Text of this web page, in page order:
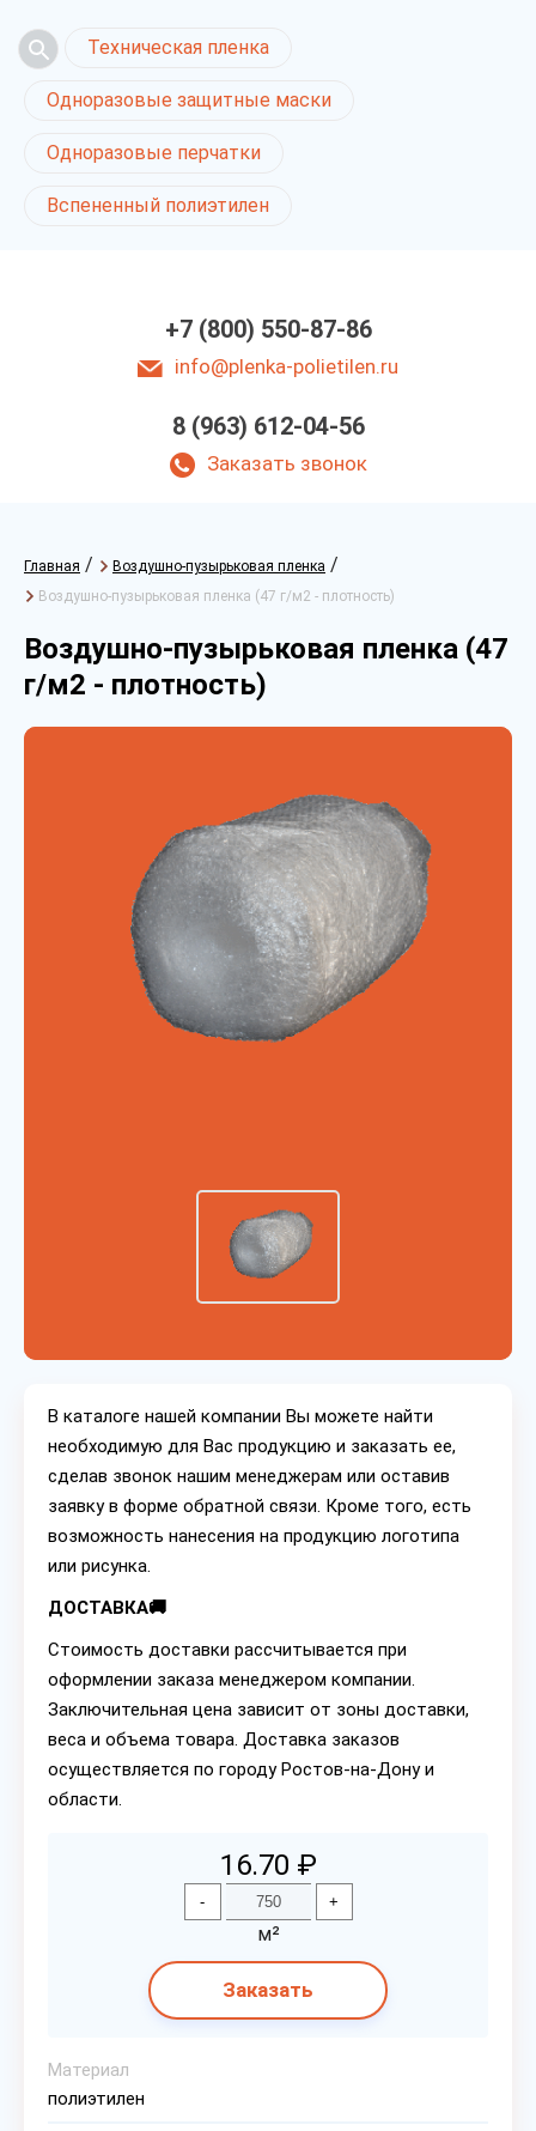
Техническая пленка
Одноразовые защитные маски
Одноразовые перчатки
Вспененный полиэтилен
+7 (800) 550-87-86
info@plenka-polietilen.ru
8 (963) 612-04-56
Заказать звонок
Главная / Воздушно-пузырьковая пленка /
Воздушно-пузырьковая пленка (47 г/м2 - плотность)
Воздушно-пузырьковая пленка (47
г/м2 - плотность)
В каталоге нашей компании Вы можете найти
необходимую для Вас продукцию и заказать ее,
сделав звонок нашим менеджерам или оставив
заявку в форме обратной связи. Кроме того, есть
возможность нанесения на продукцию логотипа
или рисунка.
ДОСТАВКА🚚
Стоимость доставки рассчитывается при
оформлении заказа менеджером компании.
Заключительная цена зависит от зоны доставки,
веса и объема товара. Доставка заказов
осуществляется по городу Ростов-на-Дону и
области.
16.70 ₽
- +
м²
Заказать
Материал
полиэтилен